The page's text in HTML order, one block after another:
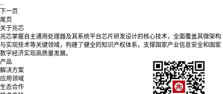
下一页
尾页
关于兆芯
兆芯掌握自主通用处理器及其系统平台芯片研发设计的核心技术，全面覆盖其微架构
与实现技术等关键领域，构建了健全的知识产权体系，支撑国家产业信息安全和国家
数字经济实现高质量发展。
产品
解决方案
应用领域
生态合作